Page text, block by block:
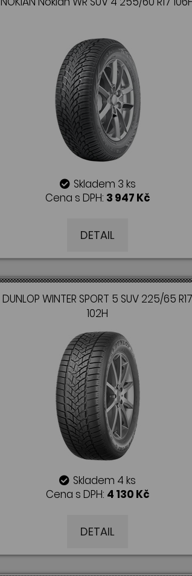
Skladem 3 ks
Cena s DPH: 3 947 Kč
DETAIL
DUNLOP WINTER SPORT 5 SUV 225/65 R17
102H
Skladem 4 ks
Cena s DPH: 4 130 Kč
DETAIL